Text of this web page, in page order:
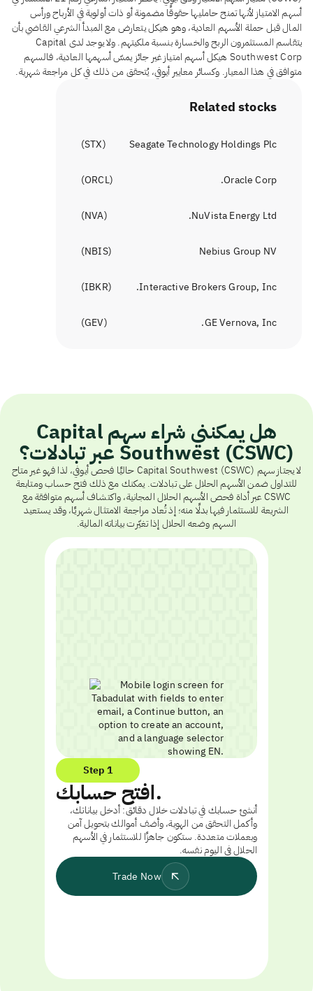
أسهم الامتياز لأنها تمنح حامليها حقوقًا مضمونة أو ذات أولوية في الأرباح ورأس
المال قبل حملة الأسهم العادية، وهو هيكل يتعارض مع المبدأ الشرعي القاضي بأن
يتقاسم المستثمرون الربح والخسارة بنسبة ملكيتهم. ولا يوجد لدى Capital
Southwest Corp هيكل أسهم امتياز غير جائز يمسّ أسهمها العادية، فالسهم
متوافق في هذا المعيار. وكسائر معايير أيوفي، يُتحقق من ذلك في كل مراجعة شهرية.
Related stocks
Seagate Technology Holdings Plc
(
STX
)
Oracle Corp.
(
ORCL
)
NuVista Energy Ltd.
(
NVA
)
Nebius Group NV
(
NBIS
)
Interactive Brokers Group, Inc.
(
IBKR
)
GE Vernova, Inc.
(
GEV
)
هل يمكنني شراء سهم Capital
Southwest (CSWC) عبر تبادلات؟
لا يجتاز سهم Capital Southwest (CSWC) حاليًا فحص أيوفي، لذا فهو غير متاح
للتداول ضمن الأسهم الحلال على تبادلات. يمكنك مع ذلك فتح حساب ومتابعة
CSWC عبر أداة فحص الأسهم الحلال المجانية، واكتشاف أسهم متوافقة مع
الشريعة للاستثمار فيها بدلًا منه؛ إذ تُعاد مراجعة الامتثال شهريًا، وقد يستعيد
السهم وضعه الحلال إذا تغيّرت بياناته المالية.
Step 1
افتح حسابك.
أنشئ حسابك في تبادلات خلال دقائق: أدخل بياناتك،
وأكمل التحقق من الهوية، وأضف أموالك بتحويل آمن
وبعملات متعددة. ستكون جاهزًا للاستثمار في الأسهم
الحلال في اليوم نفسه.
Trade Now